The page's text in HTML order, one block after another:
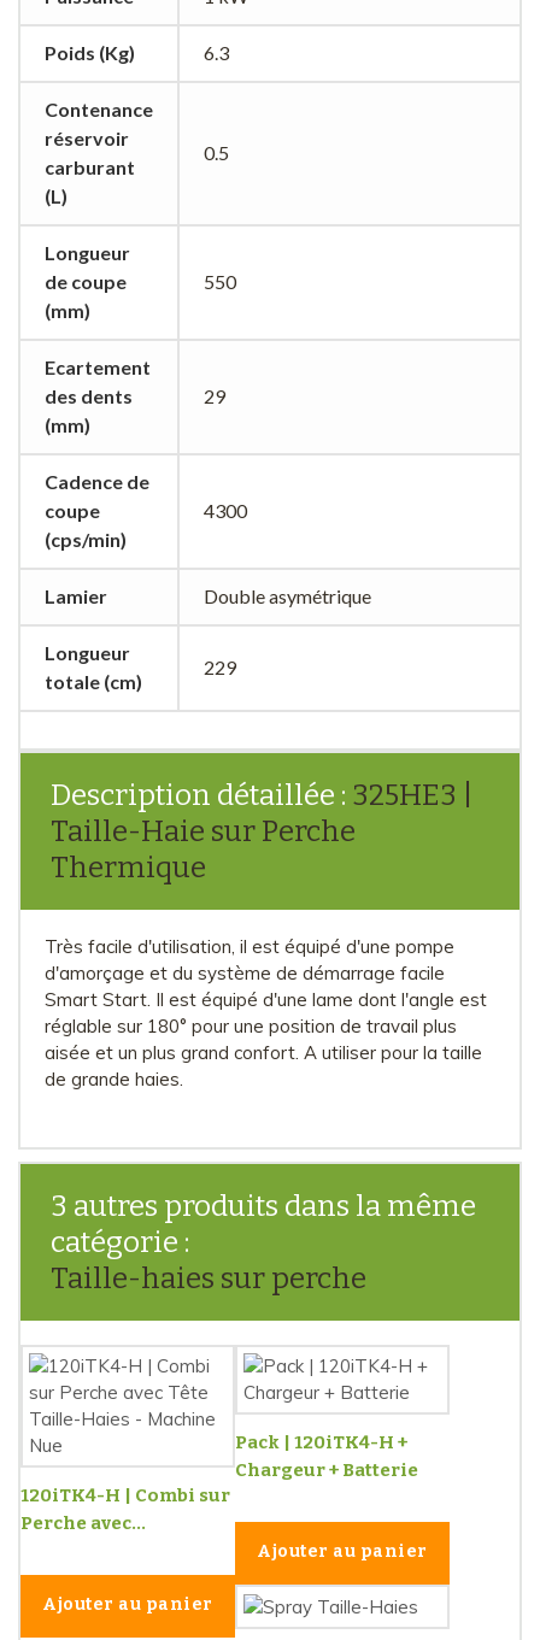
Poids (Kg) 6.3
Contenance
réservoir
carburant
(L)
0.5
Longueur
de coupe
(mm)
550
Ecartement
des dents
(mm)
29
Cadence de
coupe
(cps/min)
4300
Lamier Double asymétrique
Longueur
totale (cm)
229
Description détaillée : 325HE3 |
Taille-Haie sur Perche
Thermique
Très facile d'utilisation, il est équipé d'une pompe
d'amorçage et du système de démarrage facile
Smart Start. Il est équipé d'une lame dont l'angle est
réglable sur 180° pour une position de travail plus
aisée et un plus grand confort. A utiliser pour la taille
de grande haies.
3 autres produits dans la même
catégorie :
Taille-haies sur perche
120iTK4-H | Combi sur
Perche avec...
Ajouter au panier
Pack | 120iTK4-H +
Chargeur + Batterie
Ajouter au panier